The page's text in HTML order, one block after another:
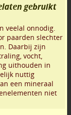
gebruikt
veelal onnodig.
paarden slechter
Daarbij zijn
vocht,
uithouden in
nuttig
een mineraal
niet